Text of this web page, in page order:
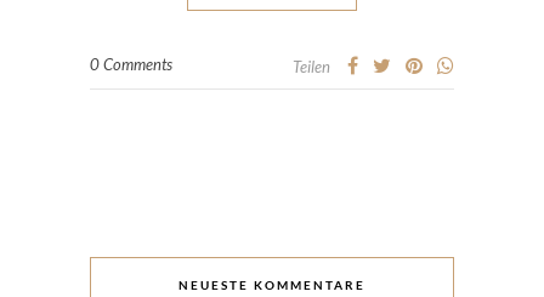
0 Comments Teilen
NEUESTE KOMMENTARE